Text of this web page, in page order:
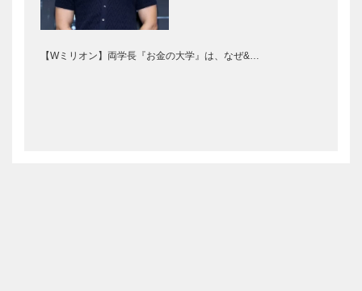
【Wミリオン】両学長『お金の大学』は、なぜ&…